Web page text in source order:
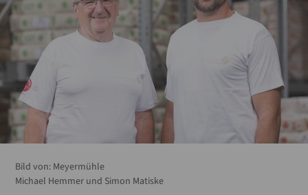
Bild von: Meyermühle
Michael Hemmer und Simon Matiske